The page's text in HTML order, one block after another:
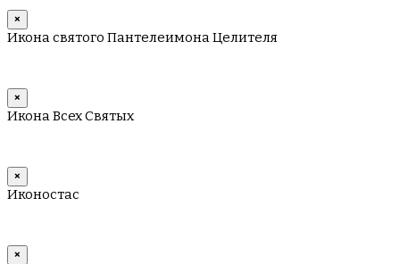
×
Икона святого Пантелеимона Целителя
×
Икона Всех Святых
×
Иконостас
×